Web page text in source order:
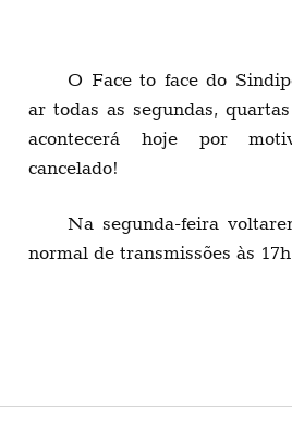
O Face to face do
ar todas as segundas,
acontecerá hoje por
cancelado!
Na segunda-feira
normal de transmissões às